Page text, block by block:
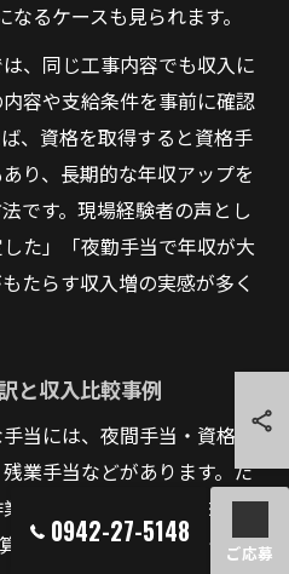
るケースも見られます。
、同じ工事内容でも収入に
容や支給条件を事前に確認
、資格を取得すると資格手
り、長期的な年収アップを
です。現場経験者の声とし
た」「夜勤手当で年収が大
たらす収入増の実感が多く
と収入比較事例
当には、夜間手当・資格手
業手当などがあります。た
が発生した場合に1日あたり
されることが一般的です。
0942-27-5148
ご応募